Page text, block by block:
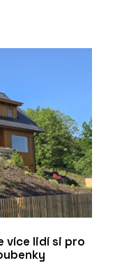
více lidí si pro